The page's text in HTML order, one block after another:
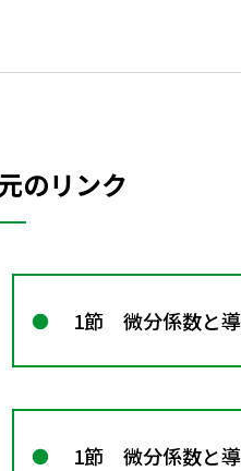
のリンク
1節 微分係数と
1節 微分係数と